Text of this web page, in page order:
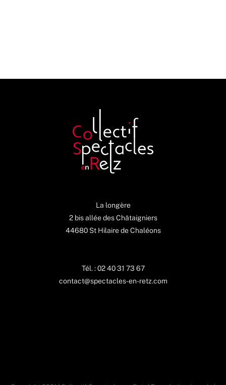
La longère
2 bis allée des Châtaigniers
44680 St Hilaire de Chaléons
Tél. : 02 40 31 73 67
contact@spectacles-en-retz.com